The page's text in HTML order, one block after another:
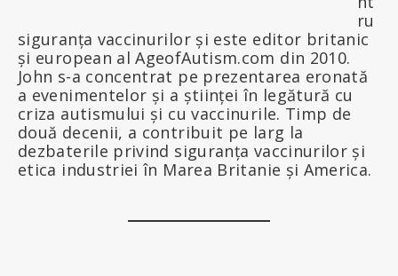
ru
siguranța vaccinurilor și este editor britanic
și european al AgeofAutism.com din 2010.
John s-a concentrat pe prezentarea eronată
a evenimentelor și a științei în legătură cu
criza autismului și cu vaccinurile. Timp de
două decenii, a contribuit pe larg la
dezbaterile privind siguranța vaccinurilor și
etica industriei în Marea Britanie și America.